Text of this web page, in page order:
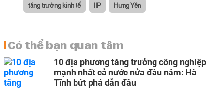
tăng trưởng kinh tế IIP Hưng Yên
Có thể bạn quan tâm
10 địa phương tăng trưởng công nghiệp
mạnh nhất cả nước nửa đầu năm: Hà
Tĩnh bứt phá dẫn đầu